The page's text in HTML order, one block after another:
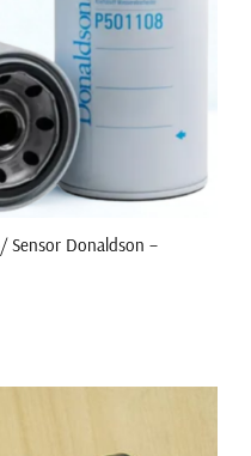
Sensor Donaldson –